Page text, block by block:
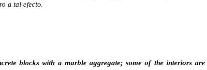
a tal efecto.
blocks with a marble aggregate; some of the interiors are